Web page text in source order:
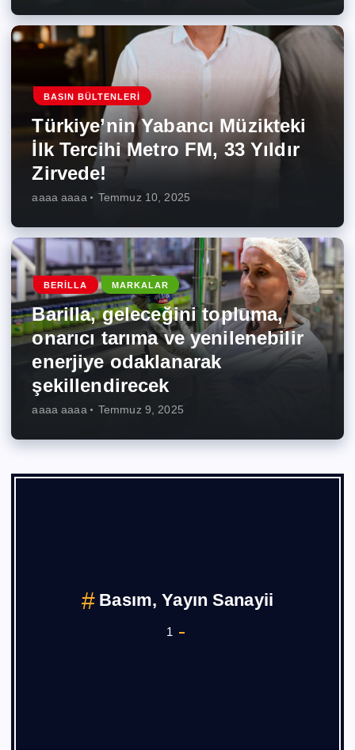
BASIN BÜLTENLERI
Türkiye’nin Yabancı Müzikteki
İlk Tercihi Metro FM, 33 Yıldır
Zirvede!
aaaa aaaa Temmuz 10, 2025
BERILLA MARKALAR
Barilla, geleceğini topluma,
onarıcı tarıma ve yenilenebilir
enerjiye odaklanarak
şekillendirecek
aaaa aaaa Temmuz 9, 2025
Basım, Yayın Sanayii
1